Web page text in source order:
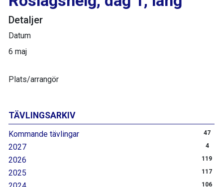
TÄVLINGSARKIV
Kommande tävlingar 47
2027 4
2026 119
2025 117
106
Detaljer
Datum
6 maj
Plats/arrangör